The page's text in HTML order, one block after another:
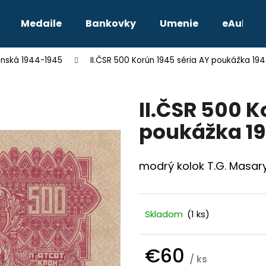
Medaile Bankovky Umenie eAukcie
1944-1945 II.ČSR 500 Korún 1945 séria AY poukážka
II.ČSR 500
poukážka
modrý kolok T.G.
Skladom (1 ks)
€60 / ks
Čo potrebujete nájsť?
HĽADAŤ
Odporúčame
PTOLEMAIOS VI. JOZEF II. 3